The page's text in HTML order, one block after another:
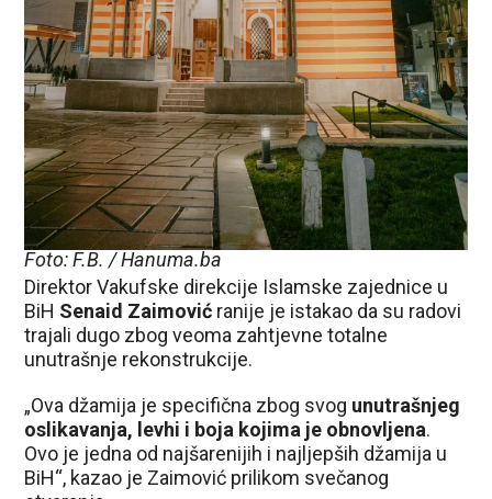
Foto: F.B. / Hanuma.ba
Direktor Vakufske direkcije Islamske zajednice u
BiH Senaid Zaimović ranije je istakao da su radovi
trajali dugo zbog veoma zahtjevne totalne
unutrašnje rekonstrukcije.
„Ova džamija je specifična zbog svog unutrašnjeg
oslikavanja, levhi i boja kojima je obnovljena.
Ovo je jedna od najšarenijih i najljepših džamija u
BiH“, kazao je Zaimović prilikom svečanog